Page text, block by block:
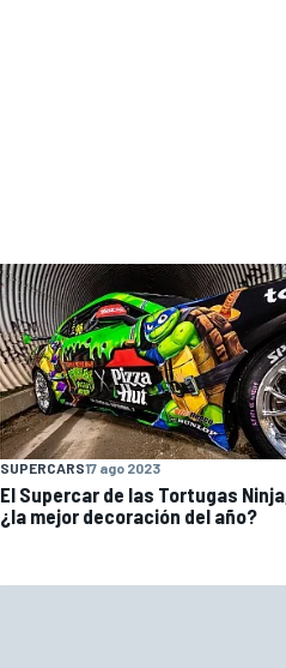
SUPERCARS17 ago 2023
El Supercar de las Tortugas Ninja,
¿la mejor decoración del año?